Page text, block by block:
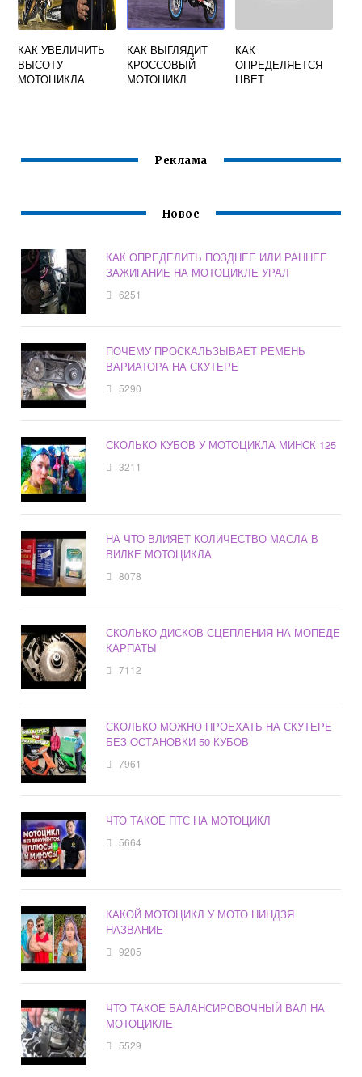
КАК УВЕЛИЧИТЬ
ВЫСОТУ
МОТОЦИКЛА
КАК ВЫГЛЯДИТ
КРОССОВЫЙ
МОТОЦИКЛ
КАК
ОПРЕДЕЛЯЕТСЯ
ЦВЕТ
Реклама
Новое
КАК ОПРЕДЕЛИТЬ ПОЗДНЕЕ ИЛИ РАННЕЕ
ЗАЖИГАНИЕ НА МОТОЦИКЛЕ УРАЛ
6251
ПОЧЕМУ ПРОСКАЛЬЗЫВАЕТ РЕМЕНЬ
ВАРИАТОРА НА СКУТЕРЕ
5290
СКОЛЬКО КУБОВ У МОТОЦИКЛА МИНСК 125
3211
НА ЧТО ВЛИЯЕТ КОЛИЧЕСТВО МАСЛА В
ВИЛКЕ МОТОЦИКЛА
8078
СКОЛЬКО ДИСКОВ СЦЕПЛЕНИЯ НА МОПЕДЕ
КАРПАТЫ
7112
СКОЛЬКО МОЖНО ПРОЕХАТЬ НА СКУТЕРЕ
БЕЗ ОСТАНОВКИ 50 КУБОВ
7961
ЧТО ТАКОЕ ПТС НА МОТОЦИКЛ
5664
КАКОЙ МОТОЦИКЛ У МОТО НИНДЗЯ
НАЗВАНИЕ
9205
ЧТО ТАКОЕ БАЛАНСИРОВОЧНЫЙ ВАЛ НА
МОТОЦИКЛЕ
5529